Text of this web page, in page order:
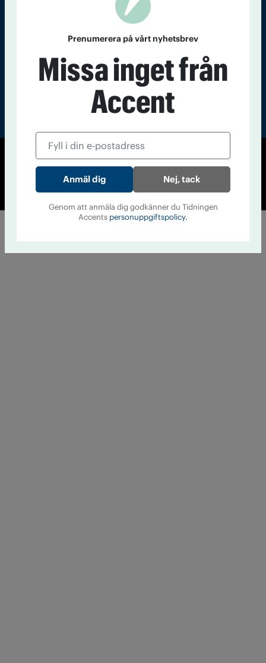
© Tidningen Accent 2026
Cookiepolicy
Personuppgiftspolicy
Prenumerera på vårt nyhetsbrev
Missa inget från
Accent
Nej, tack
Genom att anmäla dig godkänner du Tidningen
Accents personuppgiftspolicy.